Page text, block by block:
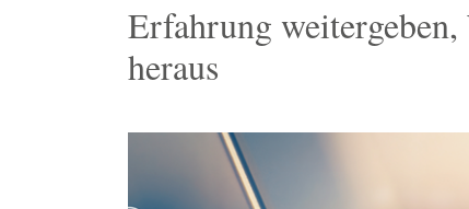
Erfahrung
heraus